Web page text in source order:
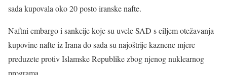
sada kupovala oko 20 posto iranske nafte.
Naftni embargo i sankcije koje su uvele SAD s ciljem otežavanja
kupovine nafte iz Irana do sada su najoštrije kaznene mjere
preduzete protiv Islamske Republike zbog njenog nuklearnog
programa.